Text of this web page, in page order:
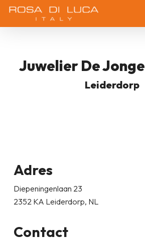
Skip
Juwelier De Jonge
Leiderdorp
Adres
Diepeningenlaan 23
2352 KA Leiderdorp, NL
Contact